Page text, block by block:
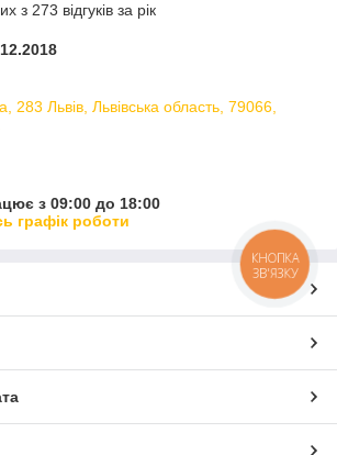
з 273 відгуків за рік
283 Львів, Львівська область, 79066,
з 09:00 до 18:00
графік роботи
КНОПКА
ЗВ'ЯЗКУ